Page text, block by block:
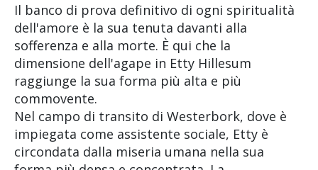
Il banco di prova definitivo di ogni spiritualità
dell'amore è la sua tenuta davanti alla
sofferenza e alla morte. È qui che la
dimensione dell'agape in Etty Hillesum
raggiunge la sua forma più alta e più
commovente.
Nel campo di transito di Westerbork, dove è
impiegata come assistente sociale, Etty è
circondata dalla miseria umana nella sua